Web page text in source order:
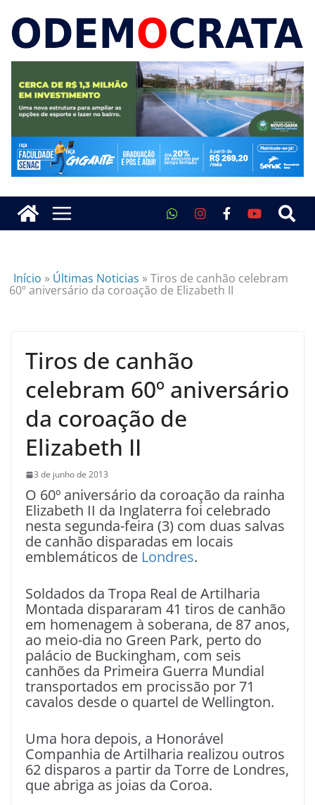
Início » Últimas Noticias »Tiros de canhão celebram
60º aniversário da coroação de Elizabeth II
Tiros de canhão
celebram 60º aniversário
da coroação de
Elizabeth II
3 de junho de 2013
O 60º aniversário da coroação da rainha
Elizabeth II da Inglaterra foi celebrado
nesta segunda-feira (3) com duas salvas
de canhão disparadas em locais
emblemáticos de Londres.
Soldados da Tropa Real de Artilharia
Montada dispararam 41 tiros de canhão
em homenagem à soberana, de 87 anos,
ao meio-dia no Green Park, perto do
palácio de Buckingham, com seis
canhões da Primeira Guerra Mundial
transportados em procissão por 71
cavalos desde o quartel de Wellington.
Uma hora depois, a Honorável
Companhia de Artilharia realizou outros
62 disparos a partir da Torre de Londres,
que abriga as joias da Coroa.